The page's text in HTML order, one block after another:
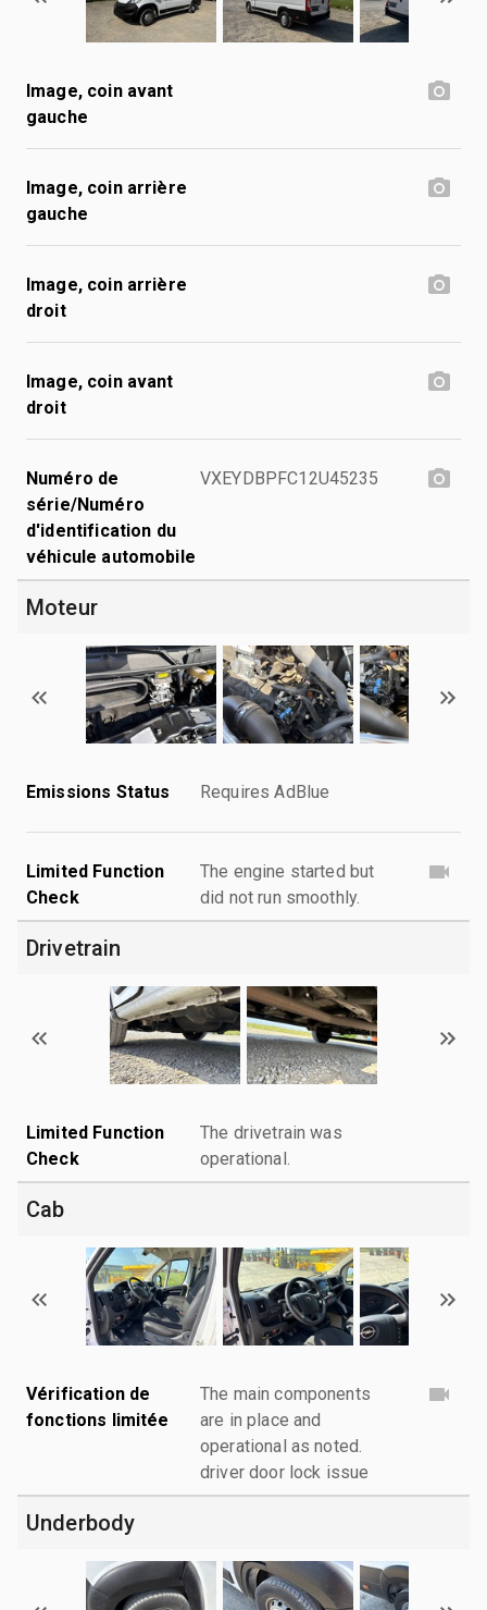
Image, coin avant
gauche
Image, coin arrière
gauche
Image, coin arrière
droit
Image, coin avant
droit
Numéro de
série/Numéro
d'identification du
véhicule automobile
VXEYDBPFC12U45235
Moteur
Emissions Status Requires AdBlue
Limited Function
Check
The engine started but
did not run smoothly.
Drivetrain
Limited Function
Check
The drivetrain was
operational.
Cab
Vérification de
fonctions limitée
The main components
are in place and
operational as noted.
driver door lock issue
Underbody